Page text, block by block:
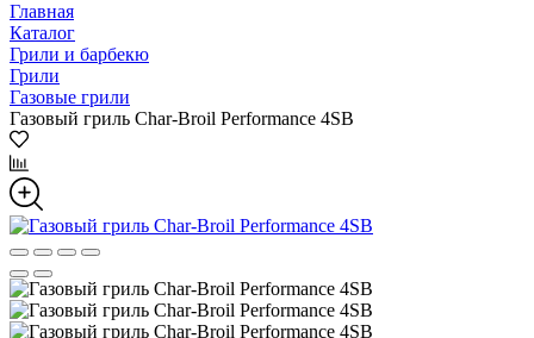
Главная
Каталог
Грили и барбекю
Грили
Газовые грили
Газовый гриль Char-Broil Performance 4SB